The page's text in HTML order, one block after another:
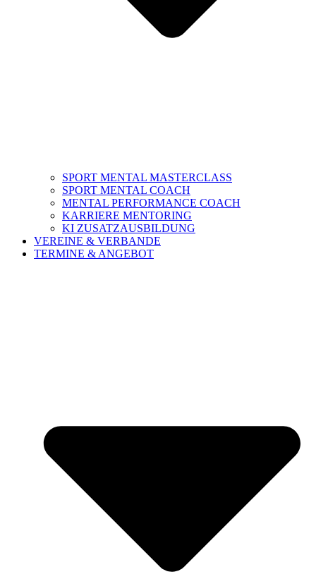
SPORT MENTAL MASTERCLASS
SPORT MENTAL COACH
MENTAL PERFORMANCE COACH
KARRIERE MENTORING
KI ZUSATZAUSBILDUNG
VEREINE & VERBANDE
TERMINE & ANGEBOT